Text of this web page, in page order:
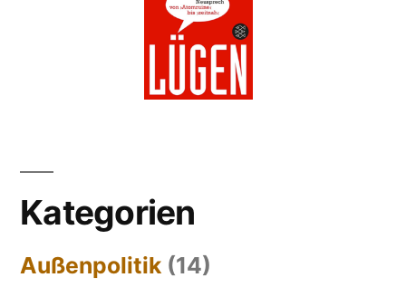
Kategorien
Außenpolitik (14)